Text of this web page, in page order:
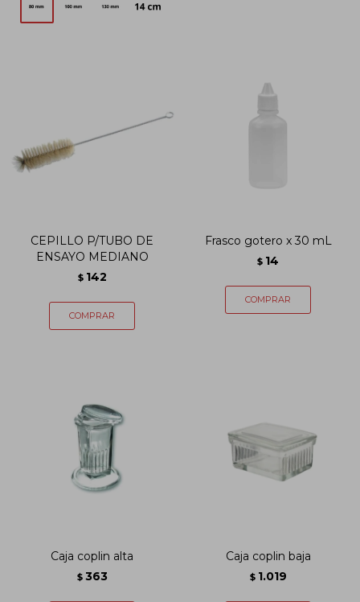
CEPILLO P/TUBO DE
ENSAYO MEDIANO
$ 142
Frasco gotero x 30 mL
$ 14
Caja coplin alta
$ 363
Caja coplin baja
$ 1.019